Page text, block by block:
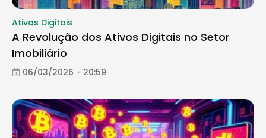
Ativos Digitais
A Revolução dos Ativos Digitais no Setor
Imobiliário
06/03/2026 - 20:59